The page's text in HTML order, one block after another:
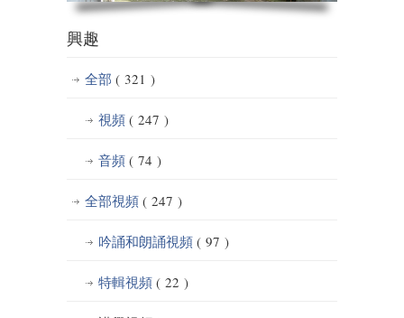
興趣
全部 ( 321 )
視頻 ( 247 )
音頻 ( 74 )
全部視頻 ( 247 )
吟誦和朗誦視頻 ( 97 )
特輯視頻 ( 22 )